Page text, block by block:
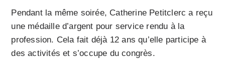
Pendant la même soirée, Catherine Petitclerc a reçu
une médaille d’argent pour service rendu à la
profession. Cela fait déjà 12 ans qu’elle participe à
des activités et s’occupe du congrès.